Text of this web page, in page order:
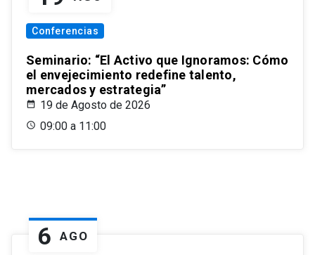
Conferencias
Seminario: “El Activo que Ignoramos: Cómo
el envejecimiento redefine talento,
mercados y estrategia”
19 de Agosto de 2026
09:00 a 11:00
6 AGO